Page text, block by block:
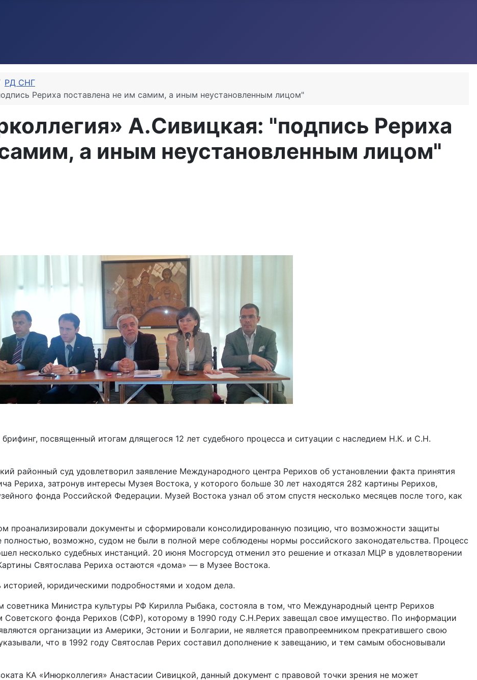
РД СНГ
Рериха поставлена не им самим, а иным неустановленным лицом"
А.Сивицкая: "подпись Рериха
а иным неустановленным лицом"
посвященный итогам длящегося 12 лет судебного процесса и ситуации с наследием Н.К. и С.Н.
районный суд удовлетворил заявление Международного центра Рерихов об установлении факта принятия
Рериха, затронув интересы Музея Востока, у которого больше 30 лет находятся 282 картины Рерихов,
фонда Российской Федерации. Музей Востока узнал об этом спустя несколько месяцев после того, как
документы и сформировали консолидированную позицию, что возможности защиты
возможно, судом не были в полной мере соблюдены нормы российского законодательства. Процесс
несколько судебных инстанций. 20 июня Мосгорсуд отменил это решение и отказал МЦР в удовлетворении
Святослава Рериха остаются «дома» — в Музее Востока.
историей, юридическими подробностями и ходом дела.
советника Министра культуры РФ Кирилла Рыбака, состояла в том, что Международный центр Рерихов
Советского фонда Рерихов (СФР), которому в 1990 году С.Н.Рерих завещал свое имущество. По информации
организации из Америки, Эстонии и Болгарии, не является правопреемником прекратившего свою
что в 1992 году Святослав Рерих составил дополнение к завещанию, и тем самым обосновывали
КА «Инюрколлегия» Анастасии Сивицкой, данный документ с правовой точки зрения не может